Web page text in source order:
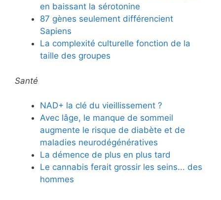
en baissant la sérotonine
87 gènes seulement différencient
Sapiens
La complexité culturelle fonction de la
taille des groupes
Santé
NAD+ la clé du vieillissement ?
Avec lâge, le manque de sommeil
augmente le risque de diabète et de
maladies neurodégénératives
La démence de plus en plus tard
Le cannabis ferait grossir les seins... des
hommes